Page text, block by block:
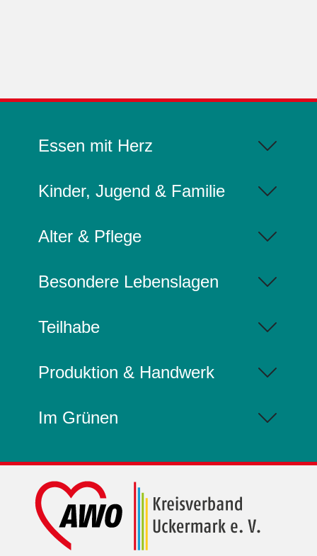
Essen mit Herz
Kinder, Jugend & Familie
Alter & Pflege
Besondere Lebenslagen
Teilhabe
Produktion & Handwerk
Im Grünen